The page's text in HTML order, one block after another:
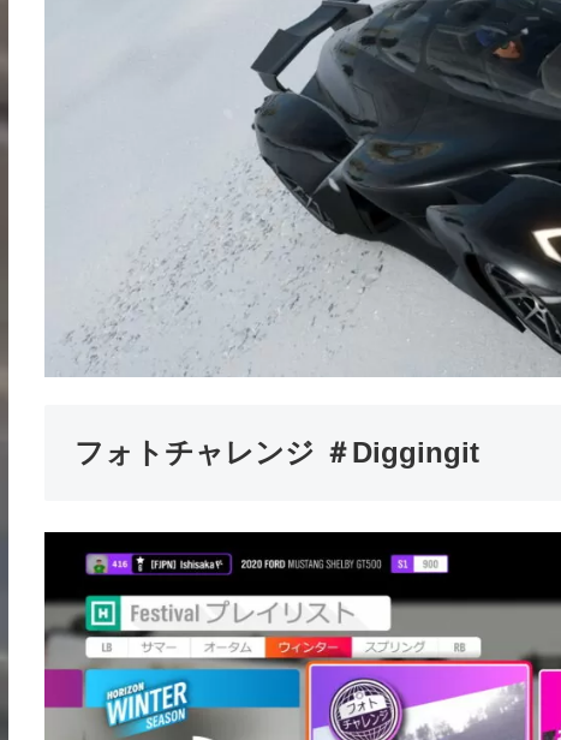
フォトチャレンジ ＃Diggingit